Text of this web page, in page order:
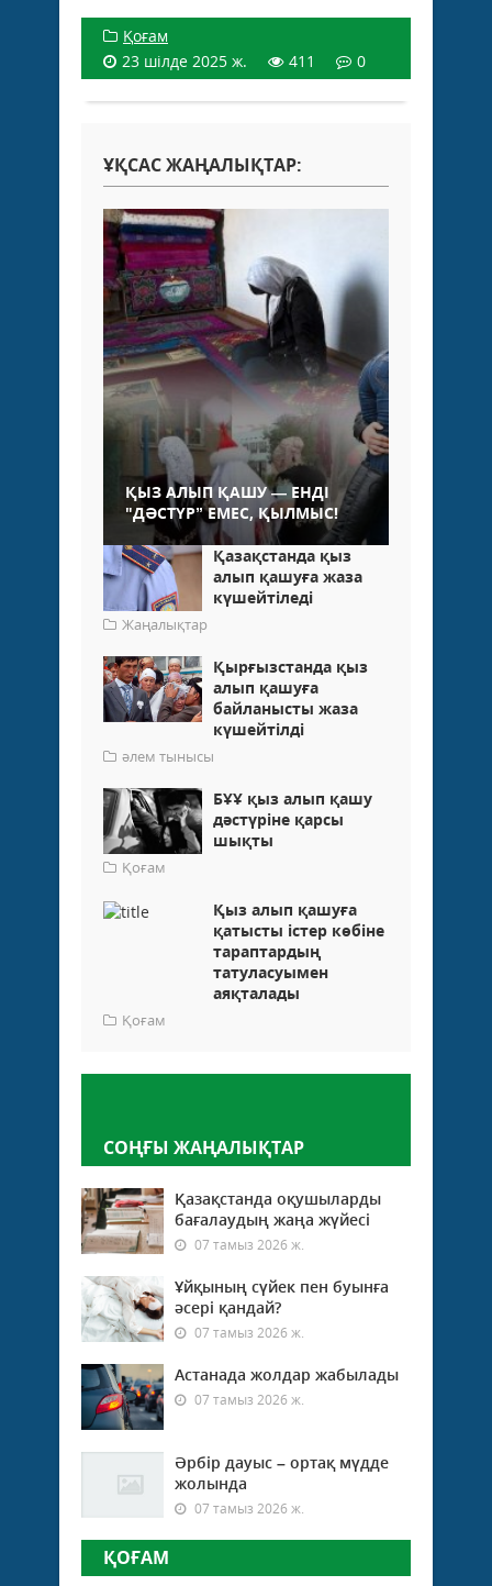
Қоғам
23 шілде 2025 ж.
411 0
ҰҚСАС ЖАҢАЛЫҚТАР:
ҚЫЗ АЛЫП ҚАШУ — ЕНДІ
"ДӘСТҮР” ЕМЕС, ҚЫЛМЫС!
Қазақстанда қыз
алып қашуға жаза
күшейтіледі
Жаңалықтар
Қырғызстанда қыз
алып қашуға
байланысты жаза
күшейтілді
әлем тынысы
БҰҰ қыз алып қашу
дәстүріне қарсы
шықты
Қоғам
Қыз алып қашуға
қатысты істер көбіне
тараптардың
татуласуымен
аяқталады
Қоғам
СОҢҒЫ ЖАҢАЛЫҚТАР
Қазақстанда оқушыларды
бағалаудың жаңа жүйесі
07 тамыз 2026 ж.
Ұйқының сүйек пен буынға
әсері қандай?
07 тамыз 2026 ж.
Астанада жолдар жабылады
07 тамыз 2026 ж.
Әрбір дауыс – ортақ мүдде
жолында
07 тамыз 2026 ж.
ҚОҒАМ